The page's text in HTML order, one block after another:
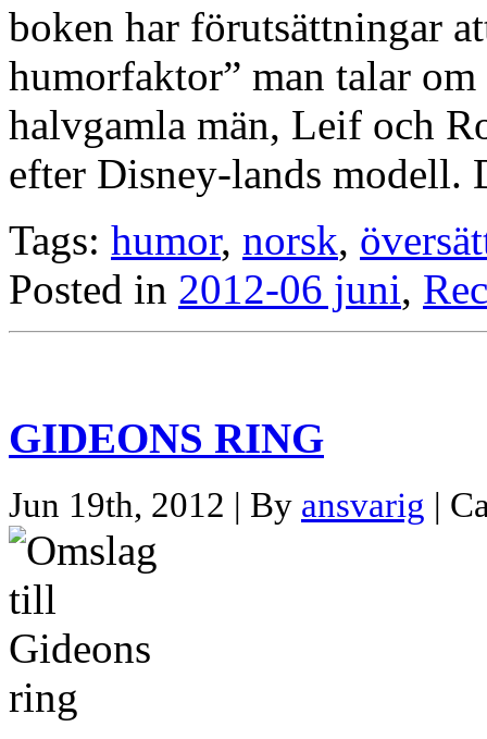
boken har förutsättningar
humorfaktor” man talar
halvgamla män, Leif och
efter Disney-lands
Tags: humor, norsk,
Posted in 2012-06 juni,
GIDEONS RING
Jun 19th, 2012 | By ansvarig |